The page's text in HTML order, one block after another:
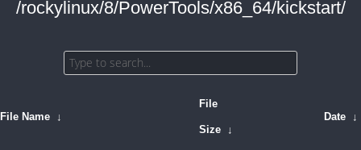
/rockylinux/8/PowerTools/x86_64/kickstart/
File Name ↓
File
Size ↓
Date ↓